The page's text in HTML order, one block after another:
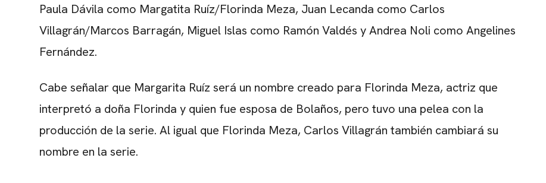
Paula Dávila como Margatita Ruíz/Florinda Meza, Juan Lecanda como Carlos
Villagrán/Marcos Barragán, Miguel Islas como Ramón Valdés y Andrea Noli como Angelines
Fernández.
Cabe señalar que Margarita Ruíz será un nombre creado para Florinda Meza, actriz que
interpretó a doña Florinda y quien fue esposa de Bolaños, pero tuvo una pelea con la
producción de la serie. Al igual que Florinda Meza, Carlos Villagrán también cambiará su
nombre en la serie.